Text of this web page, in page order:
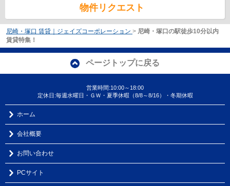
物件リクエスト
尼崎・塚口 賃貸｜ジェイズコーポレーション > 尼崎・塚口の駅徒歩10分以内
賃貸特集！
ページトップに戻る
営業時間:10:00～18:00
定休日:毎週水曜日・ＧＷ・夏季休暇（8/8～8/16）・冬期休暇
ホーム
会社概要
お問い合わせ
PCサイト